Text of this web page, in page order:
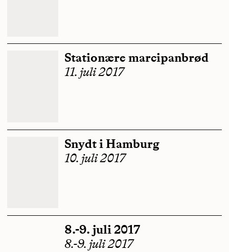
Stationære marcipanbrød
11. juli 2017
Snydt i Hamburg
10. juli 2017
8.-9. juli 2017
8.-9. juli 2017